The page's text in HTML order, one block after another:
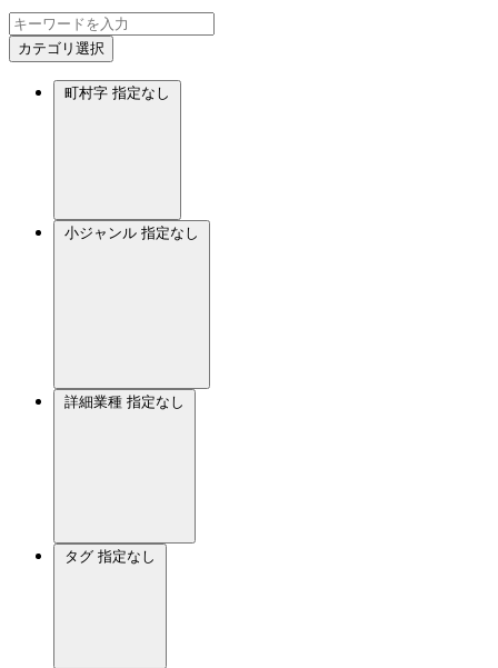
カテゴリ選択
町村字 指定なし
小ジャンル 指定なし
詳細業種 指定なし
タグ 指定なし